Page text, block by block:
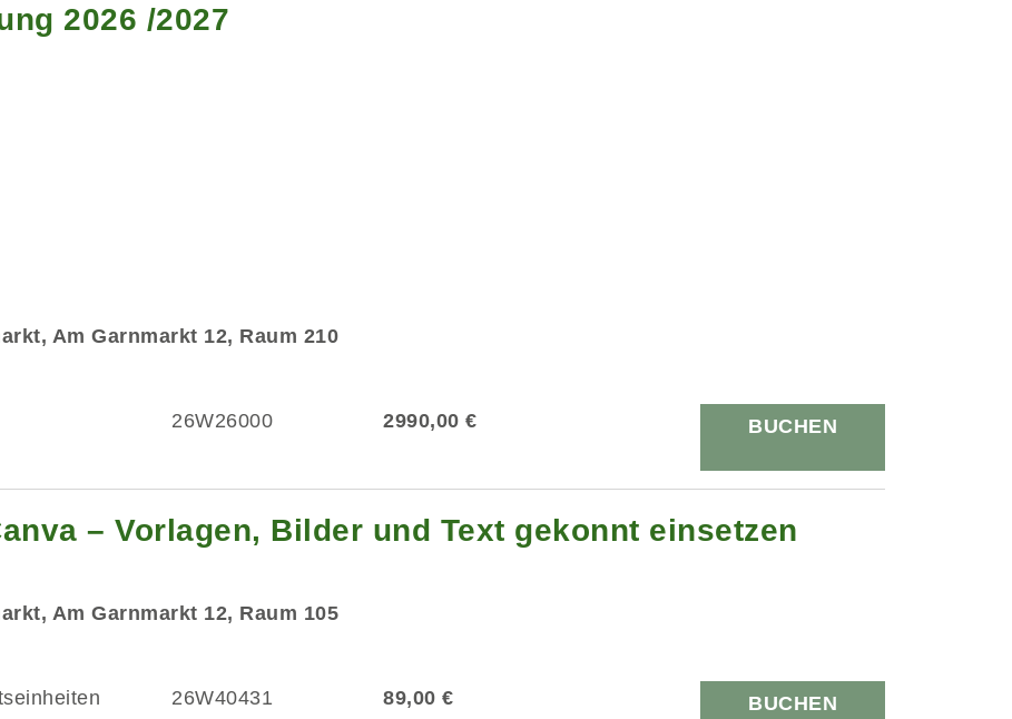
2026 /2027
Am Garnmarkt 12, Raum 210
26W26000 2990,00 € BUCHEN
– Vorlagen, Bilder und Text gekonnt einsetzen
Am Garnmarkt 12, Raum 105
26W40431 89,00 € BUCHEN